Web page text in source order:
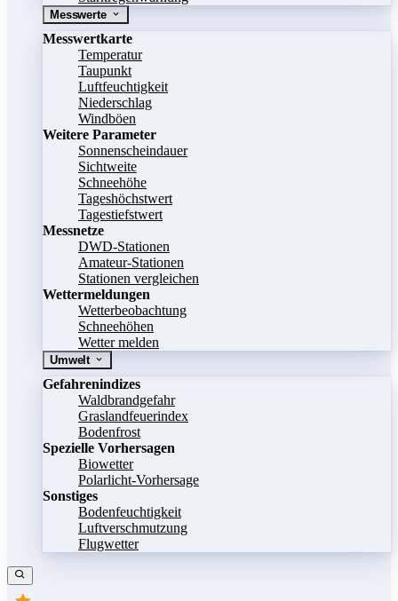
Messwerte
Messwertkarte
Temperatur
Taupunkt
Luftfeuchtigkeit
Niederschlag
Windböen
Weitere Parameter
Sonnenscheindauer
Sichtweite
Schneehöhe
Tageshöchstwert
Tagestiefstwert
Messnetze
DWD-Stationen
Amateur-Stationen
Stationen vergleichen
Wettermeldungen
Wetterbeobachtung
Schneehöhen
Wetter melden
Umwelt
Gefahrenindizes
Waldbrandgefahr
Graslandfeuerindex
Bodenfrost
Spezielle Vorhersagen
Biowetter
Polarlicht-Vorhersage
Sonstiges
Bodenfeuchtigkeit
Luftverschmutzung
Flugwetter